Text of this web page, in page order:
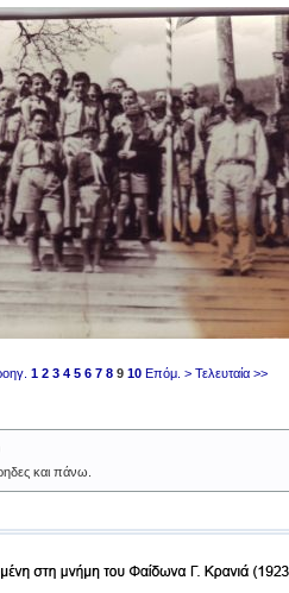
1 2 3 4 5 6 7 8 9 10 Επόμ. > Τελευταία >>
και πάνω.